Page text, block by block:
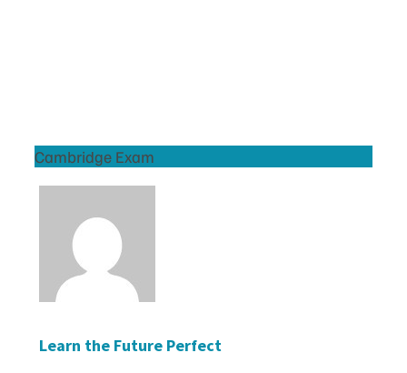
Cambridge Exam
Learn the Future Perfect